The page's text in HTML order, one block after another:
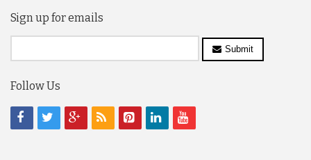
Sign up for emails
Submit
Follow Us